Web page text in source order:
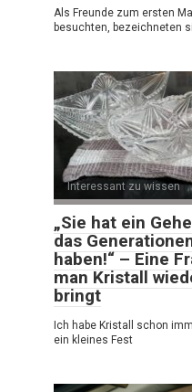
Als Freunde zum ersten
besuchten, bezeichneten
Interessant zu wissen
„Sie hat ein
das
haben!“ – Eine
man Kristall
bringt
Ich habe Kristall schon
ein kleines Fest